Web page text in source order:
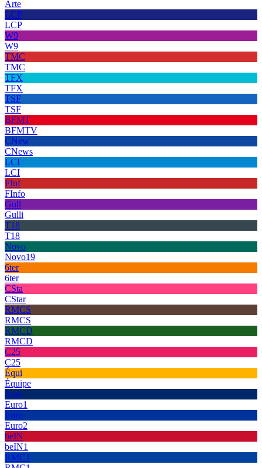
Arte
LCP
LCP
W9
W9
TMC
TMC
TFX
TFX
TSF
TSF
BFMT
BFMTV
CNew
CNews
LCI
LCI
FInf
FInfo
Gull
Gulli
T18
T18
Novo
Novo19
6ter
6ter
CSta
CStar
RMCS
RMCS
RMCD
RMCD
C25
C25
Équi
Équipe
Euro
Euro1
Euro
Euro2
beIN
beIN1
RMC1